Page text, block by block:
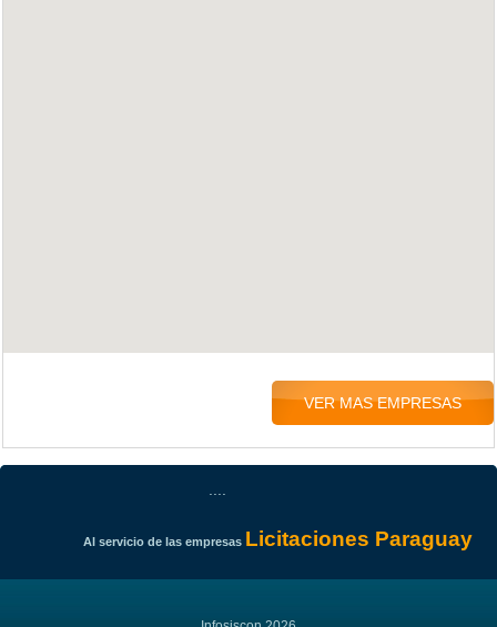
VER MAS EMPRESAS
Al servicio de las empresas Licitaciones Paraguay